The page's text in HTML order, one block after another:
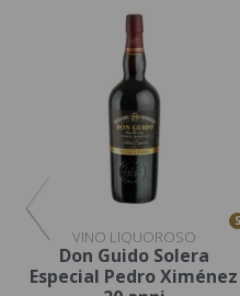
S
VINO LIQUOROSO
Don Guido Solera
Especial Pedro Ximénez